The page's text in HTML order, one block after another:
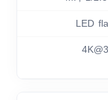
LED